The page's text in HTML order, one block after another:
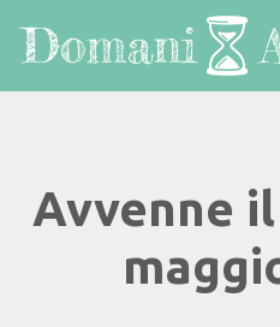
Avvenne